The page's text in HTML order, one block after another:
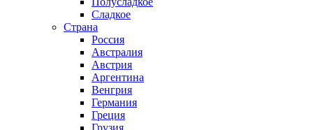
Сладкое
Страна
Россия
Австралия
Австрия
Аргентина
Венгрия
Германия
Греция
Грузия